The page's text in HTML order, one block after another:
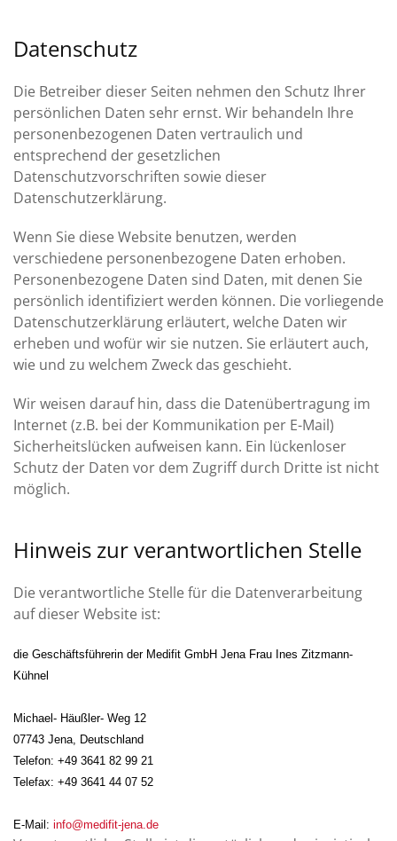
Datenschutz
Die Betreiber dieser Seiten nehmen den Schutz Ihrer
persönlichen Daten sehr ernst. Wir behandeln Ihre
personenbezogenen Daten vertraulich und
entsprechend der gesetzlichen
Datenschutzvorschriften sowie dieser
Datenschutzerklärung.
Wenn Sie diese Website benutzen, werden
verschiedene personenbezogene Daten erhoben.
Personenbezogene Daten sind Daten, mit denen Sie
persönlich identifiziert werden können. Die vorliegende
Datenschutzerklärung erläutert, welche Daten wir
erheben und wofür wir sie nutzen. Sie erläutert auch,
wie und zu welchem Zweck das geschieht.
Wir weisen darauf hin, dass die Datenübertragung im
Internet (z.B. bei der Kommunikation per E-Mail)
Sicherheitslücken aufweisen kann. Ein lückenloser
Schutz der Daten vor dem Zugriff durch Dritte ist nicht
möglich.
Hinweis zur verantwortlichen Stelle
Die verantwortliche Stelle für die Datenverarbeitung
auf dieser Website ist:
die Geschäftsführerin der Medifit GmbH Jena Frau Ines Zitzmann-
Kühnel
Michael- Häußler- Weg 12
07743 Jena, Deutschland
Telefon: +49 3641 82 99 21
Telefax: +49 3641 44 07 52
E-Mail: info@medifit-jena.de